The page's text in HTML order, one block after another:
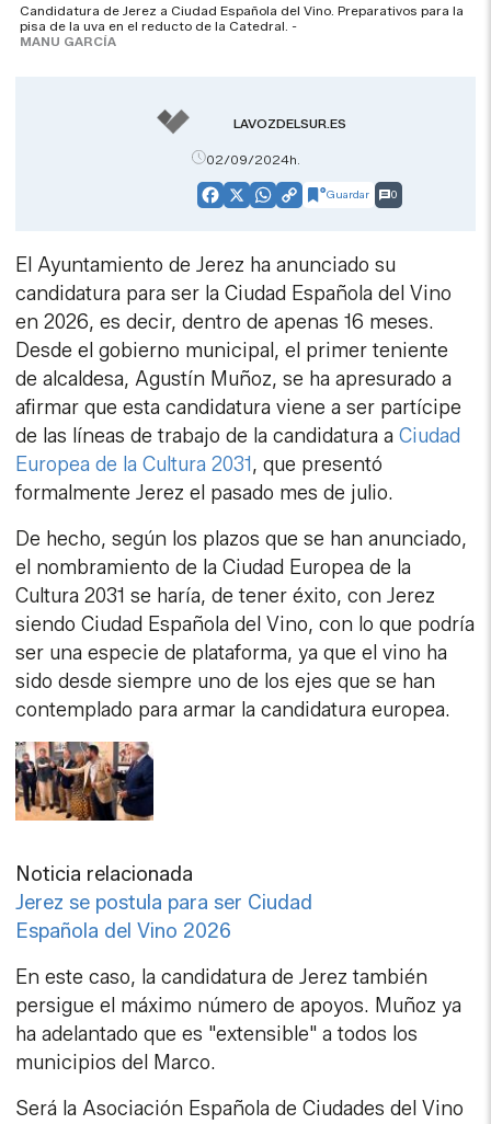
Candidatura de Jerez a Ciudad Española del Vino. Preparativos para la
pisa de la uva en el reducto de la Catedral. -
MANU GARCÍA
LAVOZDELSUR.ES
02/09/2024h.
Facebook
X WhatsApp
CopyGuardar 0
El Ayuntamiento de Jerez ha anunciado su
candidatura para ser la Ciudad Española del Vino
en 2026, es decir, dentro de apenas 16 meses.
Desde el gobierno municipal, el primer teniente
de alcaldesa, Agustín Muñoz, se ha apresurado a
afirmar que esta candidatura viene a ser partícipe
de las líneas de trabajo de la candidatura aCiudad
Europea de la Cultura 2031, que presentó
formalmente Jerez el pasado mes de julio.
De hecho, según los plazos que se han anunciado,
el nombramiento de la Ciudad Europea de la
Cultura 2031 se haría, de tener éxito, con Jerez
siendo Ciudad Española del Vino, con lo que podría
ser una especie de plataforma, ya que el vino ha
sido desde siempre uno de los ejes que se han
contemplado para armar la candidatura europea.
Noticia relacionada
Jerez se postula para ser Ciudad
Española del Vino 2026
En este caso, la candidatura de Jerez también
persigue el máximo número de apoyos. Muñoz ya
ha adelantado que es "extensible" a todos los
municipios del Marco.
Será la Asociación Española de Ciudades del Vino